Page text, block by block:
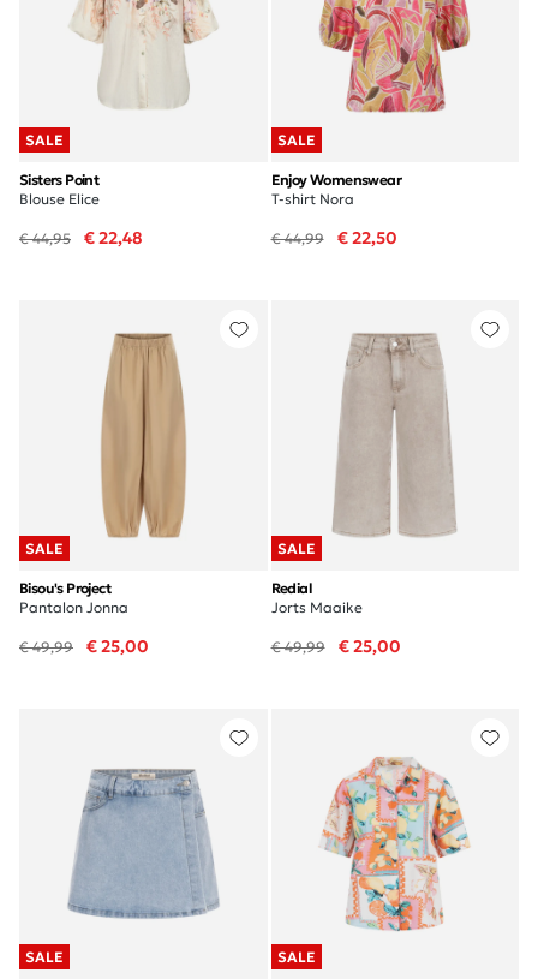
SALE
Sisters Point
Blouse Elice
€ 44,95 € 22,48
SALE
Enjoy Womenswear
T-shirt Nora
€ 44,99 € 22,50
SALE
Bisou's Project
Pantalon Jonna
€ 49,99 € 25,00
SALE
Redial
Jorts Maaike
€ 49,99 € 25,00
SALE SALE